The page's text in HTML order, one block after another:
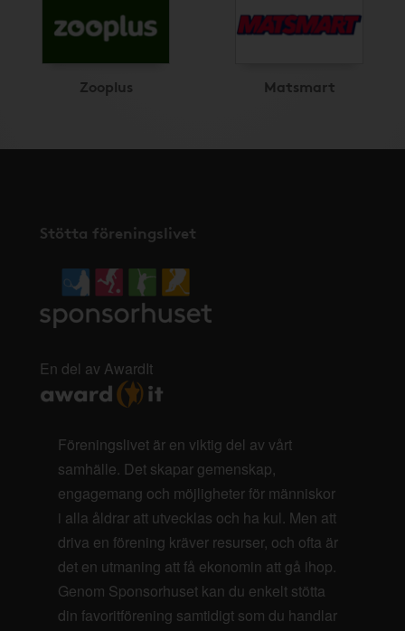
Zooplus Matsmart
Stötta föreningslivet
En del av AwardIt
Föreningslivet är en viktig del av vårt
samhälle. Det skapar gemenskap,
engagemang och möjligheter för människor
i alla åldrar att utvecklas och ha kul. Men att
driva en förening kräver resurser, och ofta är
det en utmaning att få ekonomin att gå ihop.
Genom Sponsorhuset kan du enkelt stötta
din favoritförening samtidigt som du handlar